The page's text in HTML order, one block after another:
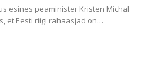
esines peaminister Kristen Michal
et Eesti riigi rahaasjad on…